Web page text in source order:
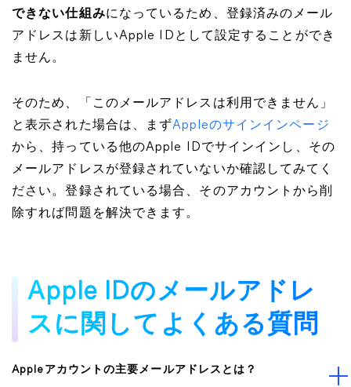
できない仕組みになっているため、登録済みのメール
アドレスは新しいApple IDとして設定することができ
ません。
そのため、「このメールアドレスは利用できません」
と表示された場合は、まずAppleのサインインページ
から、持っている他のApple IDでサインインし、その
メールアドレスが登録されていないか確認してみてく
ださい。登録されている場合、そのアカウントから削
除すれば問題を解決できます。
Apple IDのメールアドレ
スに関してよくある質問
Appleアカウントの主要メールアドレスとは？